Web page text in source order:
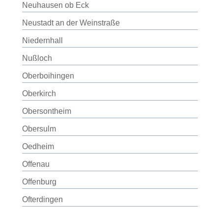
Neuhausen ob Eck
Neustadt an der Weinstraße
Niedernhall
Nußloch
Oberboihingen
Oberkirch
Obersontheim
Obersulm
Oedheim
Offenau
Offenburg
Ofterdingen